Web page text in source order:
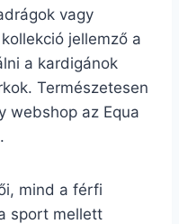
vagy
jellemző a
a kardigánok
Természetesen
webshop az Equa
mind a férfi
sport mellett